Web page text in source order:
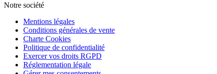
Notre société
Mentions légales
Conditions générales de vente
Charte Cookies
Politique de confidentialité
Exercer vos droits RGPD
Réglementation légale